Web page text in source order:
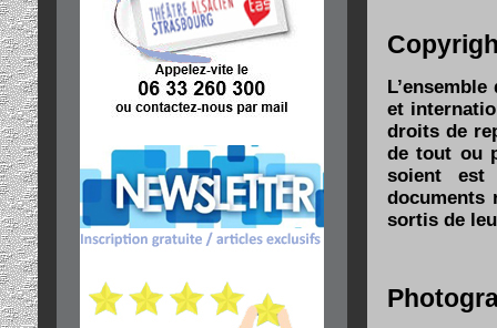
et
droits de
de tout ou
soient est
documents
sortis de